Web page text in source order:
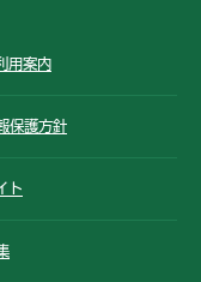
用案内
保護方針
ト